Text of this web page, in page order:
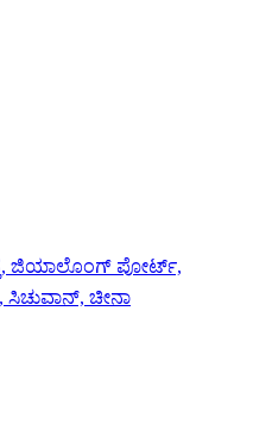
ಜಿಯಾಲೊಂಗ್ ಪೋರ್ಟ್,
ಸಿಚುವಾನ್, ಚೀನಾ